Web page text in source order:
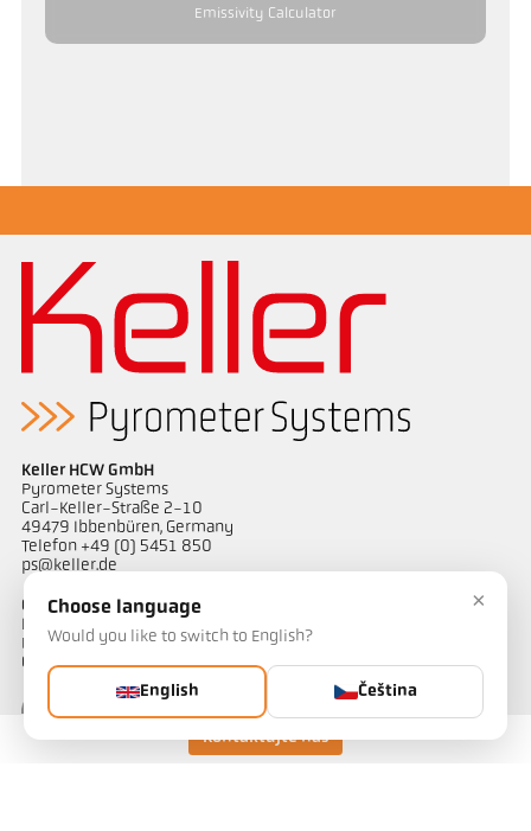
Kontaktujte nás
Emissivity Calculator
Keller HCW GmbH
Pyrometer Systems
Carl-Keller-Straße 2-10
49479 Ibbenbüren, Germany
Telefon +49 (0) 5451 850
ps@keller.de
Odkazy
Legal Notice
Privacy
GTC
×
Choose language
Would you like to switch to English?
English Čeština